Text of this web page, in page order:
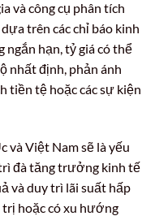
và công cụ phân tích
trên các chỉ báo kinh
ngắn hạn, tỷ giá có thể
nhất định, phản ánh
tiền tệ hoặc các sự kiện
và Việt Nam sẽ là yếu
đà tăng trưởng kinh tế
và duy trì lãi suất hấp
hoặc có xu hướng